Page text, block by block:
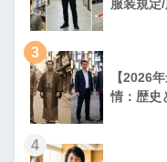
服装規定
3
【2026
情：歴史
4